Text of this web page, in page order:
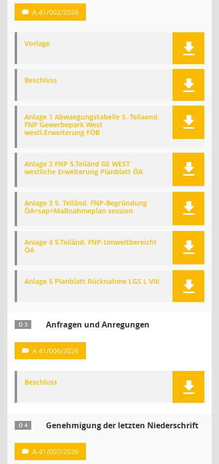
A.41/002/2026
Vorlage
Beschluss
Anlage 1 Abwaegungstabelle 5. Teilaend.
FNP Gewerbepark West
westl.Erweiterung FÖB
Anlage 2 FNP 5.Teiländ GE WEST
westliche Erweiterung Planblatt ÖA
Anlage 3 5. Teiländ. FNP-Begründung
ÖA+sap+Maßnahmeplan session
Anlage 4 5.Teiländ. FNP-Umweltbereicht
ÖA
Anlage 5 Planblatt Rücknahme LGS L VIII
Ö 3 Anfragen und Anregungen
A.41/006/2026
Beschluss
Ö 4 Genehmigung der letzten Niederschrift
A.41/007/2026